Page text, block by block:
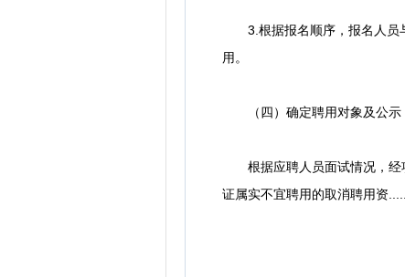
3.根据报名顺序，报名人员与
用。
（四）确定聘用对象及公示
根据应聘人员面试情况，经
证属实不宜聘用的取消聘用资......